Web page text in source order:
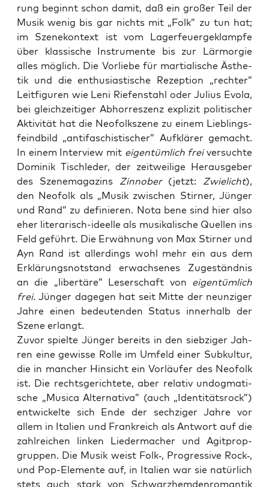
rung beginnt schon damit, daß ein gro­ßer Teil der
Musik wenig bis gar nichts mit „Folk” zu tun hat;
im Sze­ne­kon­text ist vom Lager­feu­er­ge­klamp­fe
über klas­si­sche Instru­men­te bis zur Lärm­or­gie
alles mög­lich. Die Vor­lie­be für mar­tia­li­sche Ästhe­
tik und die enthu­si­as­ti­sche Rezep­ti­on „rech­ter”
Leit­fi­gu­ren wie Leni Rie­fen­stahl oder Juli­us Evo­la,
bei gleich­zei­ti­ger Abhor­res­zenz expli­zit poli­ti­scher
Akti­vi­tät hat die Neo­folk­sze­ne zu einem Lieb­lings­
feind­bild „anti­fa­schis­ti­scher” Auf­klä­rer gemacht.
In einem Inter­view mit eigen­tüm­lich freiver­such­te
Domi­nik Tisch­le­der, der zeit­wei­li­ge Her­aus­ge­ber
des Sze­ne­ma­ga­zins Zin­no­ber(jetzt: Zwie­licht),
den Neo­folk als „Musik zwi­schen Stir­ner, Jün­ger
und Rand” zu defi­nie­ren. Nota bene sind hier also
eher lite­ra­risch-ideel­le als musi­ka­li­sche Quel­len ins
Feld geführt. Die Erwäh­nung von Max Stir­ner und
Ayn Rand ist aller­dings wohl mehr ein aus dem
Erklä­rungs­not­stand erwach­se­nes Zuge­ständ­nis
an die „liber­tä­re” Leser­schaft von eigen­tüm­lich
frei. Jün­ger dage­gen hat seit Mit­te der neun­zi­ger
Jah­re einen bedeu­ten­den Sta­tus inner­halb der
Sze­ne erlangt.
Zuvor spiel­te Jün­ger bereits in den sieb­zi­ger Jah­
ren eine gewis­se Rol­le im Umfeld einer Sub­kul­tur,
die in man­cher Hin­sicht ein Vor­läu­fer des Neo­folk
ist. Die rechts­ge­rich­te­te, aber rela­tiv undog­ma­ti­
sche „Musi­ca Alter­na­ti­va” (auch „Iden­ti­täts­rock”)
ent­wi­ckel­te sich Ende der sech­zi­ger Jah­re vor
allem in Ita­li­en und Frank­reich als Ant­wort auf die
zahl­rei­chen lin­ken Lie­der­ma­cher und Agit­prop­
grup­pen. Die Musik weist Folk‑, Pro­gres­si­ve Rock‑,
und Pop-Ele­men­te auf, in Ita­li­en war sie natür­lich
stets auch stark von Schwarz­hem­den­ro­man­tik